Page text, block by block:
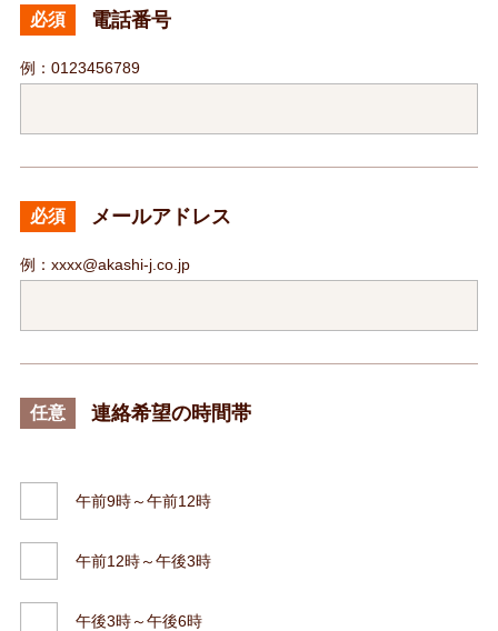
必須 電話番号
例：0123456789
必須 メールアドレス
例：xxxx@akashi-j.co.jp
任意 連絡希望の時間帯
午前9時～午前12時
午前12時～午後3時
午後3時～午後6時